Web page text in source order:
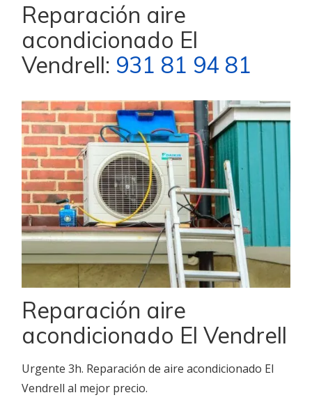
Reparación aire
acondicionado El
Vendrell: 931 81 94 81
Reparación aire
acondicionado El Vendrell
Urgente 3h. Reparación de aire acondicionado El
Vendrell al mejor precio.